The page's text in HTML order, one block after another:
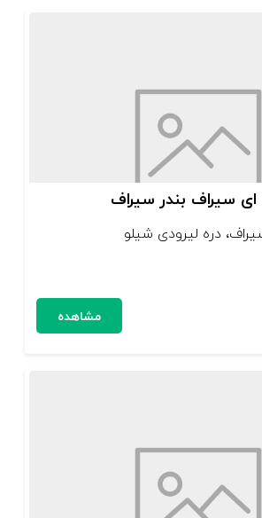
سیراف بندر سیراف
دره لیرودی شیلو
مشاهده